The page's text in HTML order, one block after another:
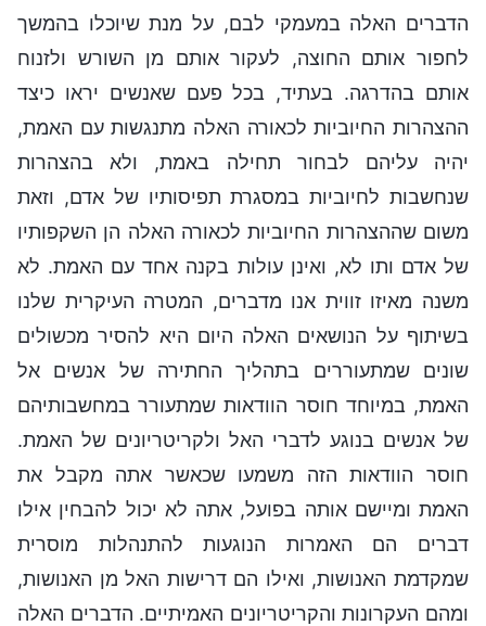
הדברים האלה במעמקי לבם, על מנת שיוכלו בהמשך
לחפור אותם החוצה, לעקור אותם מן השורש ולזנוח
אותם בהדרגה. בעתיד, בכל פעם שאנשים יראו כיצד
ההצהרות החיוביות לכאורה האלה מתנגשות עם האמת,
יהיה עליהם לבחור תחילה באמת, ולא בהצהרות
שנחשבות לחיוביות במסגרת תפיסותיו של אדם, וזאת
משום שההצהרות החיוביות לכאורה האלה הן השקפותיו
של אדם ותו לא, ואינן עולות בקנה אחד עם האמת. לא
משנה מאיזו זווית אנו מדברים, המטרה העיקרית שלנו
בשיתוף על הנושאים האלה היום היא להסיר מכשולים
שונים שמתעוררים בתהליך החתירה של אנשים אל
האמת, במיוחד חוסר הוודאות שמתעורר במחשבותיהם
של אנשים בנוגע לדברי האל ולקריטריונים של האמת.
חוסר הוודאות הזה משמעו שכאשר אתה מקבל את
האמת ומיישם אותה בפועל, אתה לא יכול להבחין אילו
דברים הם האמרות הנוגעות להתנהלות מוסרית
שמקדמת האנושות, ואילו הם דרישות האל מן האנושות,
ומהם העקרונות והקריטריונים האמיתיים. הדברים האלה